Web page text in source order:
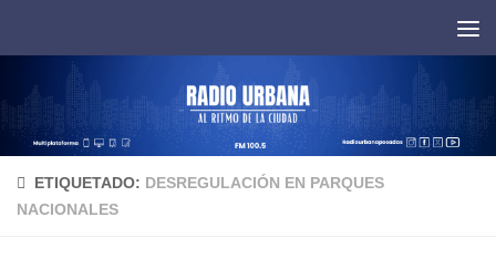
ETIQUETADO: DESREGULACIÓN EN PARQUES
NACIONALES